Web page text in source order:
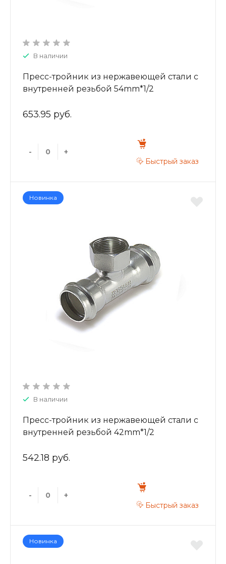
В наличии
Пресс-тройник из нержавеющей стали с
внутренней резьбой 54mm*1/2
653.95 руб.
-
+
Быстрый заказ
Новинка
В наличии
Пресс-тройник из нержавеющей стали с
внутренней резьбой 42mm*1/2
542.18 руб.
-
+
Быстрый заказ
Новинка